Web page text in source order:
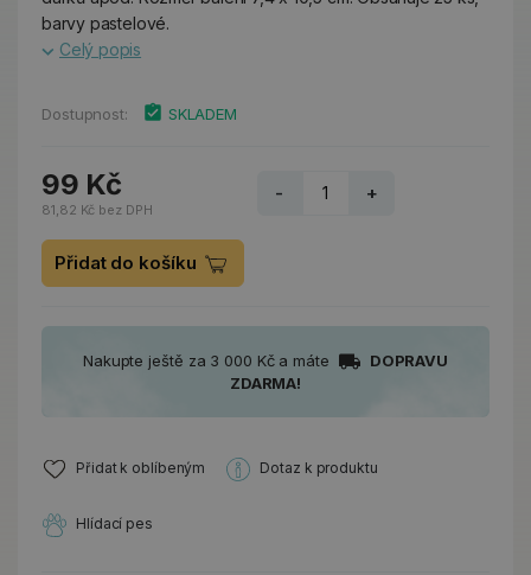
barvy pastelové.
Celý popis
Dostupnost: SKLADEM
99 Kč
81,82 Kč bez DPH
- +
Přidat do košíku
Nakupte ještě za 3 000 Kč a máte
DOPRAVU
ZDARMA!
Přidat k oblíbeným Dotaz k produktu
Hlídací pes